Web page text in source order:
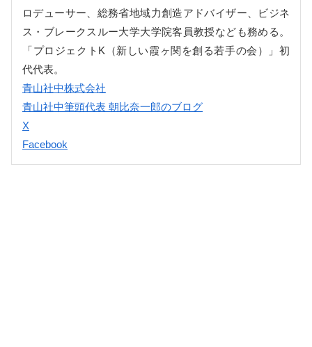
ロデューサー、総務省地域力創造アドバイザー、ビジネ
ス・ブレークスルー大学大学院客員教授なども務める。
「プロジェクトK（新しい霞ヶ関を創る若手の会）」初
代代表。
青山社中株式会社
青山社中筆頭代表 朝比奈一郎のブログ
X
Facebook